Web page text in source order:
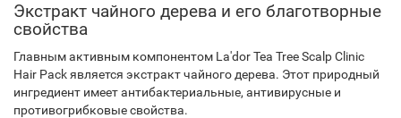
Экстракт чайного дерева и его благотворные
свойства
Главным активным компонентом La'dor Tea Tree Scalp Clinic
Hair Pack является экстракт чайного дерева. Этот природный
ингредиент имеет антибактериальные, антивирусные и
противогрибковые свойства.